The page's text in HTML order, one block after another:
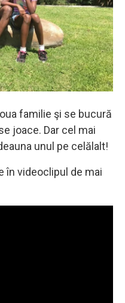
familie şi se bucură
joace. Dar cel mai
unul pe celălalt!
în videoclipul de mai